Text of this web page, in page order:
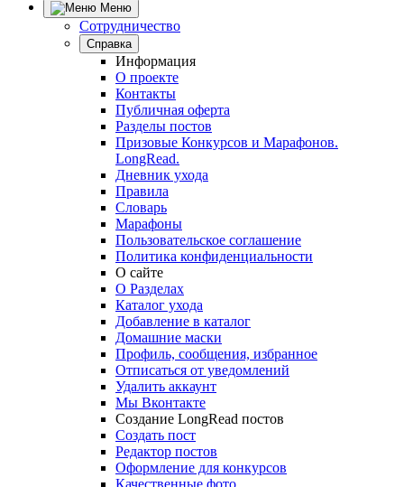
Меню
Сотрудничество
Справка
Информация
О проекте
Контакты
Публичная оферта
Разделы постов
Призовые Конкурсов и Марафонов.
LongRead.
Дневник ухода
Правила
Словарь
Марафоны
Пользовательское соглашение
Политика конфиденциальности
О сайте
О Разделах
Каталог ухода
Добавление в каталог
Домашние маски
Профиль, сообщения, избранное
Отписаться от уведомлений
Удалить аккаунт
Мы Вконтакте
Создание LongRead постов
Создать пост
Редактор постов
Оформление для конкурсов
Качественные фото